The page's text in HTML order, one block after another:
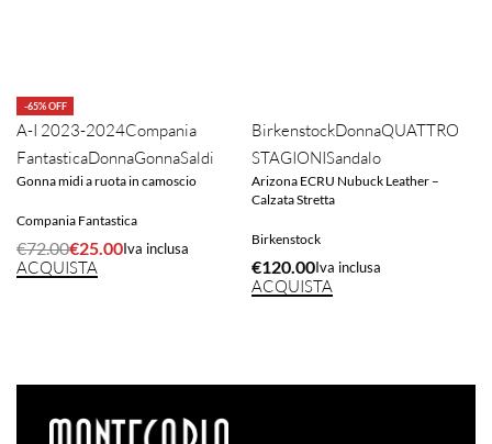
-65% OFF
A-I 2023-2024Compania
FantasticaDonnaGonnaSaldi
Gonna midi a ruota in camoscio
Compania Fantastica
€72.00€25.00Iva inclusa
ACQUISTA
BirkenstockDonnaQUATTRO
STAGIONISandalo
Arizona ECRU Nubuck Leather –
Calzata Stretta
Birkenstock
€120.00Iva inclusa
ACQUISTA